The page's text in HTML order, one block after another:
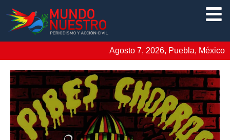
Agosto 7, 2026, Puebla, México